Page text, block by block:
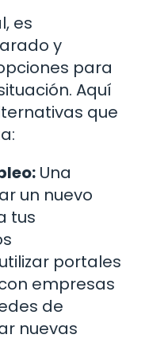
es
y
para
Aquí
que
Una
un nuevo
tus
portales
empresas
de
nuevas